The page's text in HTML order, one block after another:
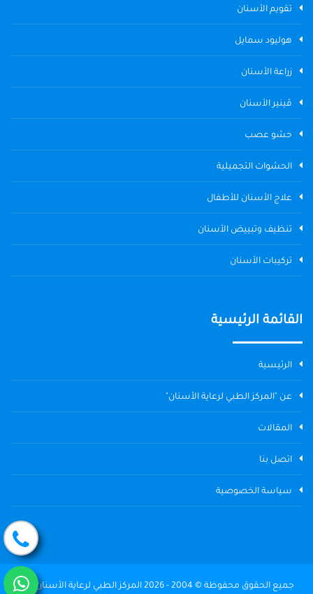
تقويم الأسنان
هوليود سمايل
زراعة الأسنان
ڤينير الأسنان
حشو عصب
الحشوات التجميلية
علاج الأسنان للأطفال
تنظيف وتبييض الأسنان
تركيبات الأسنان
القائمة الرئيسية
الرئيسية
عن "المركز الطبي لرعاية الأسنان"
المقالات
اتصل بنا
سياسة الخصوصية
جميع الحقوق محفوظة © 2004 - 2026 المركز الطبي لرعاية الأسنان The